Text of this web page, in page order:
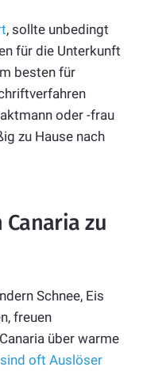
, sollte unbedingt
für die Unterkunft
besten für
oder -frau
zu Hause nach
Canaria zu
Schnee, Eis
freuen
über warme
oft Auslöser